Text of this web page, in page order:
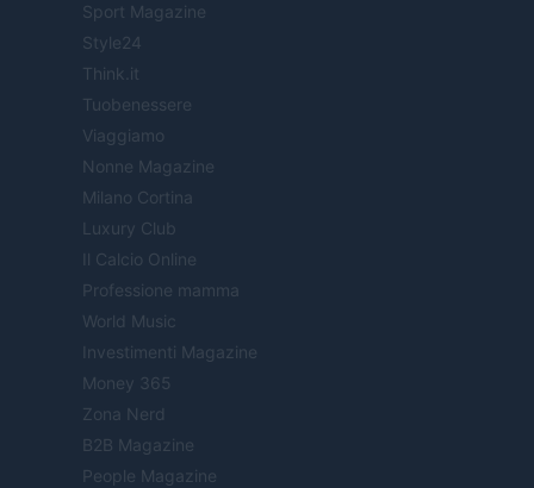
Sport Magazine
Style24
Think.it
Tuobenessere
Viaggiamo
Nonne Magazine
Milano Cortina
Luxury Club
Il Calcio Online
Professione mamma
World Music
Investimenti Magazine
Money 365
Zona Nerd
B2B Magazine
People Magazine